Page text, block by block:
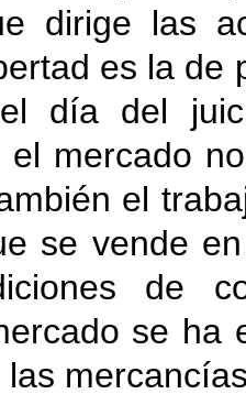
dirige las
es la de
día del
el mercado
el
se vende
de
se ha